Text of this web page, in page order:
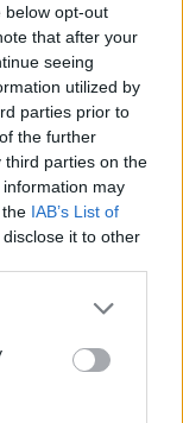
below opt-out
that after your
seeing
utilized by
parties prior to
the further
third parties on the
information may
IAB’s List of
it to other
–
sostinės
25 100 eurų